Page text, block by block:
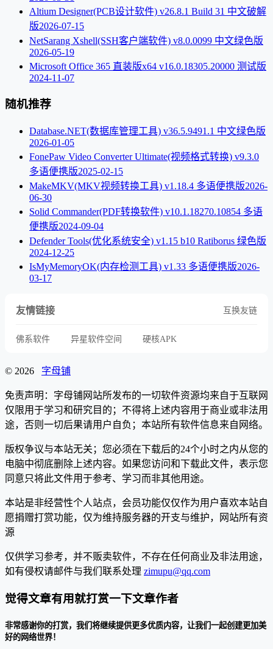
Altium Designer(PCB设计软件) v26.8.1 Build 31 中文破解
版2026-07-15
NetSarang Xshell(SSH客户端软件) v8.0.0099 中文绿色版
2026-05-19
Microsoft Office 365 直装版x64 v16.0.18305.20000 测试版
2024-11-07
随机推荐
Database.NET(数据库管理工具) v36.5.9491.1 中文绿色版
2026-01-05
FonePaw Video Converter Ultimate(视频格式转换) v9.3.0
多语便携版2025-02-15
MakeMKV(MKV视频转换工具) v1.18.4 多语便携版2026-
06-30
Solid Commander(PDF转换软件) v10.1.18270.10854 多语
便携版2024-09-04
Defender Tools(优化系统安全) v1.15 b10 Ratiborus 绿色版
2024-12-25
IsMyMemoryOK(内存检测工具) v1.33 多语便携版2026-
03-17
友情链接 互换友链
佛系软件 异星软件空间 硬核APK
© 2026 字母铺
免责声明：字母铺网站所发布的一切软件资源均来自于互联网
仅限用于学习和研究目的；不得将上述内容用于商业或非法用
途，否则一切后果请用户自负；本站所有软件信息来自网络。
版权争议与本站无关；您必须在下载后的24个小时之内从您的
电脑中彻底删除上述内容。如果您访问和下载此文件，表示您
同意只将此文件用于参考、学习而非其他用途。
本站是非经营性个人站点，会员功能仅仅作为用户喜欢本站自
愿捐赠打赏功能，仅为维持服务器的开支与维护，网站所有资
源
仅供学习参考，并不贩卖软件，不存在任何商业及非法用途，
如有侵权请邮件与我们联系处理 zimupu@qq.com
觉得文章有用就打赏一下文章作者
非常感谢你的打赏，我们将继续提供更多优质内容，让我们一起创建更加美
好的网络世界！